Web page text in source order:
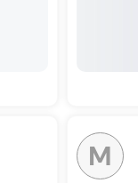
M